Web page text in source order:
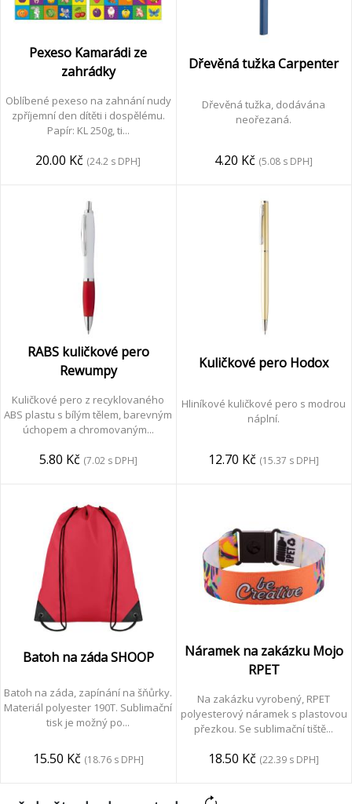
Děti
Hračky
Klíče
Doplňky
Obaly
reklamní
předměty
výstavní
systémy
Pexeso Kamarádi ze
zahrádky
Oblíbené pexeso na zahnání nudy
zpříjemní den dítěti i dospělému.
Papír: KL 250g, ti...
20.00 Kč (24.2 s DPH]
Dřevěná tužka Carpenter
Dřevěná tužka, dodávána
neořezaná.
4.20 Kč (5.08 s DPH]
RABS kuličkové pero
Rewumpy
Kuličkové pero z recyklovaného
ABS plastu s bílým tělem, barevným
úchopem a chromovaným...
5.80 Kč (7.02 s DPH]
Kuličkové pero Hodox
Hliníkové kuličkové pero s modrou
náplní.
12.70 Kč (15.37 s DPH]
Batoh na záda SHOOP
Batoh na záda, zapínání na šňůrky.
Materiál polyester 190T. Sublimační
tisk je možný po...
15.50 Kč (18.76 s DPH]
Náramek na zakázku Mojo
RPET
Na zakázku vyrobený, RPET
polyesterový náramek s plastovou
přezkou. Se sublimační tiště...
18.50 Kč (22.39 s DPH]